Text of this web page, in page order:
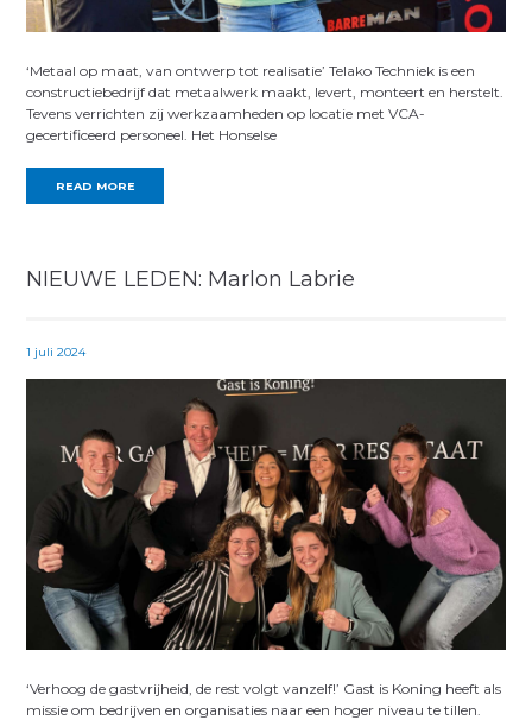
‘Metaal op maat, van ontwerp tot realisatie’ Telako Techniek is een
constructiebedrijf dat metaalwerk maakt, levert, monteert en herstelt.
Tevens verrichten zij werkzaamheden op locatie met VCA-
gecertificeerd personeel. Het Honselse
READ MORE
NIEUWE LEDEN: Marlon Labrie
1 juli 2024
‘Verhoog de gastvrijheid, de rest volgt vanzelf!’ Gast is Koning heeft als
missie om bedrijven en organisaties naar een hoger niveau te tillen.